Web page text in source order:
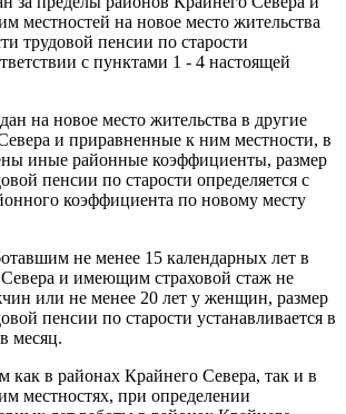
местностей на новое место жительства
трудовой пенсии по старости
с пунктами 1 - 4 настоящей
на новое место жительства в другие
и приравненные к ним местности, в
иные районные коэффициенты, размер
пенсии по старости определяется с
коэффициента по новому месту
не менее 15 календарных лет в
и имеющим страховой стаж не
или не менее 20 лет у женщин, размер
пенсии по старости устанавливается в
месяц.
как в районах Крайнего Севера, так и в
местностях, при определении